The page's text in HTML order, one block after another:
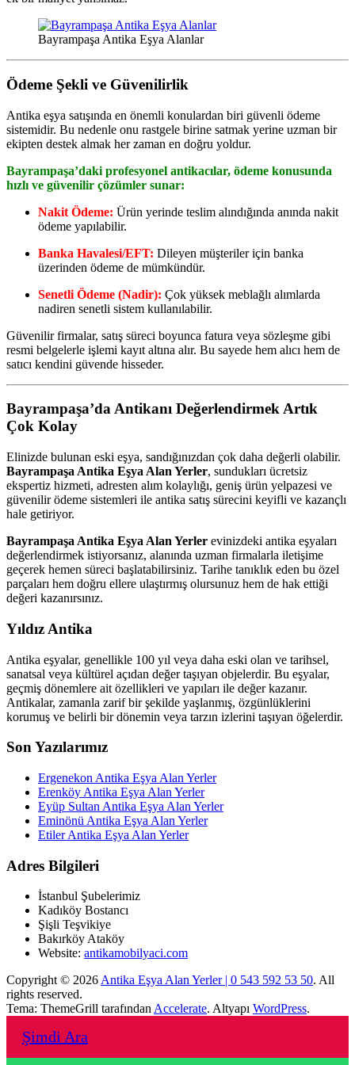
Bayrampaşa Antika Eşya Alanlar
Ödeme Şekli ve Güvenilirlik
Antika eşya satışında en önemli konulardan biri güvenli ödeme
sistemidir. Bu nedenle onu rastgele birine satmak yerine uzman bir
ekipten destek almak her zaman en doğru yoldur.
Bayrampaşa’daki profesyonel antikacılar, ödeme konusunda
hızlı ve güvenilir çözümler sunar:
Nakit Ödeme: Ürün yerinde teslim alındığında anında nakit
ödeme yapılabilir.
Banka Havalesi/EFT: Dileyen müşteriler için banka
üzerinden ödeme de mümkündür.
Senetli Ödeme (Nadir): Çok yüksek meblağlı alımlarda
nadiren senetli sistem kullanılabilir.
Güvenilir firmalar, satış süreci boyunca fatura veya sözleşme gibi
resmi belgelerle işlemi kayıt altına alır. Bu sayede hem alıcı hem de
satıcı kendini güvende hisseder.
Bayrampaşa’da Antikanı Değerlendirmek Artık
Çok Kolay
Elinizde bulunan eski eşya, sandığınızdan çok daha değerli olabilir.
Bayrampaşa Antika Eşya Alan Yerler, sundukları ücretsiz
ekspertiz hizmeti, adresten alım kolaylığı, geniş ürün yelpazesi ve
güvenilir ödeme sistemleri ile antika satış sürecini keyifli ve kazançlı
hale getiriyor.
Bayrampaşa Antika Eşya Alan Yerler evinizdeki antika eşyaları
değerlendirmek istiyorsanız, alanında uzman firmalarla iletişime
geçerek hemen süreci başlatabilirsiniz. Tarihe tanıklık eden bu özel
parçaları hem doğru ellere ulaştırmış olursunuz hem de hak ettiği
değeri kazanırsınız.
Yıldız Antika
Antika eşyalar, genellikle 100 yıl veya daha eski olan ve tarihsel,
sanatsal veya kültürel açıdan değer taşıyan objelerdir. Bu eşyalar,
geçmiş dönemlere ait özellikleri ve yapıları ile değer kazanır.
Antikalar, zamanla zarif bir şekilde yaşlanmış, özgünlüklerini
korumuş ve belirli bir dönemin veya tarzın izlerini taşıyan öğelerdir.
Son Yazılarımız
Ergenekon Antika Eşya Alan Yerler
Erenköy Antika Eşya Alan Yerler
Eyüp Sultan Antika Eşya Alan Yerler
Eminönü Antika Eşya Alan Yerler
Etiler Antika Eşya Alan Yerler
Adres Bilgileri
İstanbul Şubelerimiz
Kadıköy Bostancı
Şişli Teşvikiye
Bakırköy Ataköy
Website: antikamobilyaci.com
Copyright © 2026Antika Eşya Alan Yerler | 0 543 592 53 50. All
rights reserved.
Tema: ThemeGrill tarafındanAccelerate. Altyapı WordPress.
Şimdi Ara